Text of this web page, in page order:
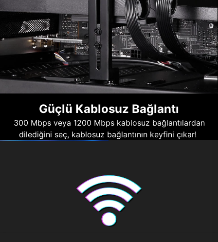
Güçlü Kablosuz Bağlantı
300 Mbps veya 1200 Mbps kablosuz bağlantılardan
dilediğini seç, kablosuz bağlantının keyfini çıkar!